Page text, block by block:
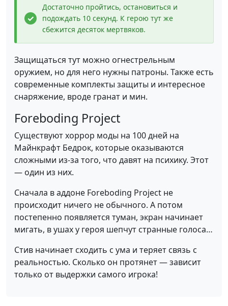
Достаточно пройтись, остановиться и
подождать 10 секунд. К герою тут же
сбежится десяток мертвяков.
Защищаться тут можно огнестрельным
оружием, но для него нужны патроны. Также есть
современные комплекты защиты и интересное
снаряжение, вроде гранат и мин.
Foreboding Project
Существуют хоррор моды на 100 дней на
Майнкрафт Бедрок, которые оказываются
сложными из-за того, что давят на психику. Этот
— один из них.
Сначала в аддоне Foreboding Project не
происходит ничего не обычного. А потом
постепенно появляется туман, экран начинает
мигать, в ушах у героя шепчут странные голоса…
Стив начинает сходить с ума и теряет связь с
реальностью. Сколько он протянет — зависит
только от выдержки самого игрока!